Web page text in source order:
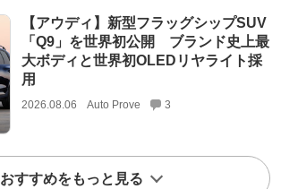
【アウディ】新型フラッグシップSUV
「Q9」を世界初公開 ブランド史上最
大ボディと世界初OLEDリヤライト採
用
2026.08.06 Auto Prove 3
おすすめをもっと見る